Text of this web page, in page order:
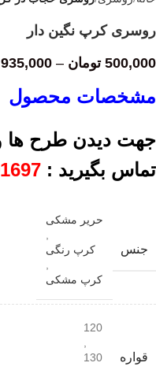
روسری کرپ نگین دار
500,000 تومان –
935,000
مشخصات محصول
جهت دیدن طرح ها و
تماس بگیرید :
جنس
حریر مشکی
کرپ رنگی
کرپ مشکی
قواره
120
130